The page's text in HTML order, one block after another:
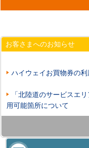
お客さまへのお知らせ
ハイウェイお買物券の
「北陸道のサービスエ
用可能箇所について